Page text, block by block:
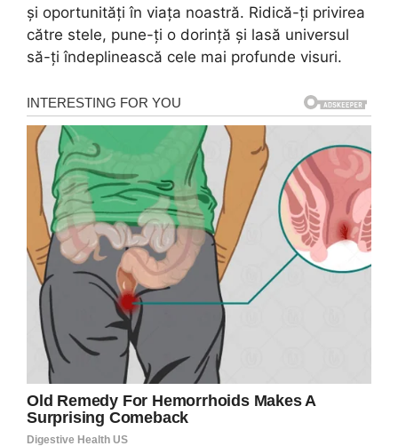
și oportunități în viața noastră. Ridică-ți privirea
către stele, pune-ți o dorință și lasă universul
să-ți îndeplinească cele mai profunde visuri.